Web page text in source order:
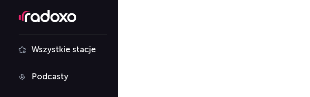
Wszystkie stacje
Podcasty